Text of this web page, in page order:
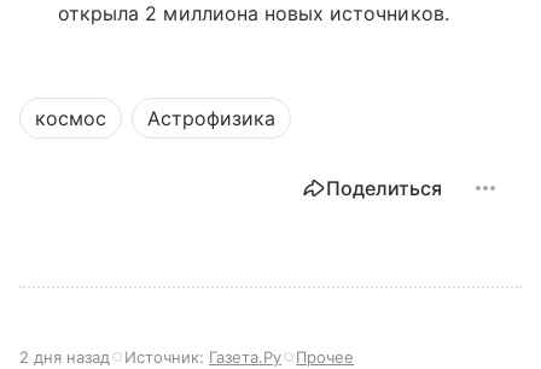
открыла 2 миллиона новых источников.
космос Астрофизика
Поделиться
2 дня назад Источник: Газета.Ру Прочее